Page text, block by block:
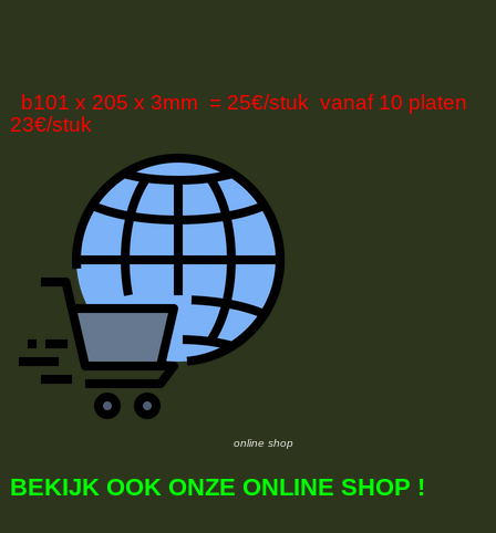
b101 x 205 x 3mm = 25€/stuk vanaf 10 platen
23€/stuk
online shop
BEKIJK OOK ONZE ONLINE SHOP !